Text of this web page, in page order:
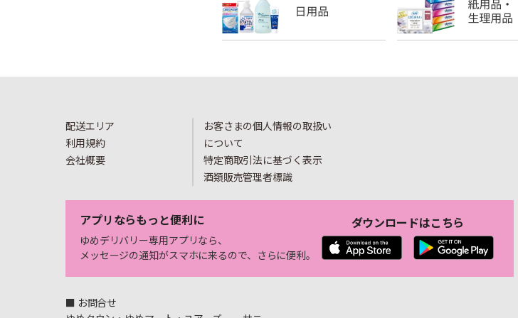
配送エリア
利用規約
会社概要
お客さまの個人情報の取扱い
について
特定商取引法に基づく表示
酒類販売管理者標識
アプリならもっと便利に
ゆめデリバリー専用アプリなら、
メッセージの通知がスマホに来るので、さらに便利。
ダウンロードはこちら
■ お問合せ